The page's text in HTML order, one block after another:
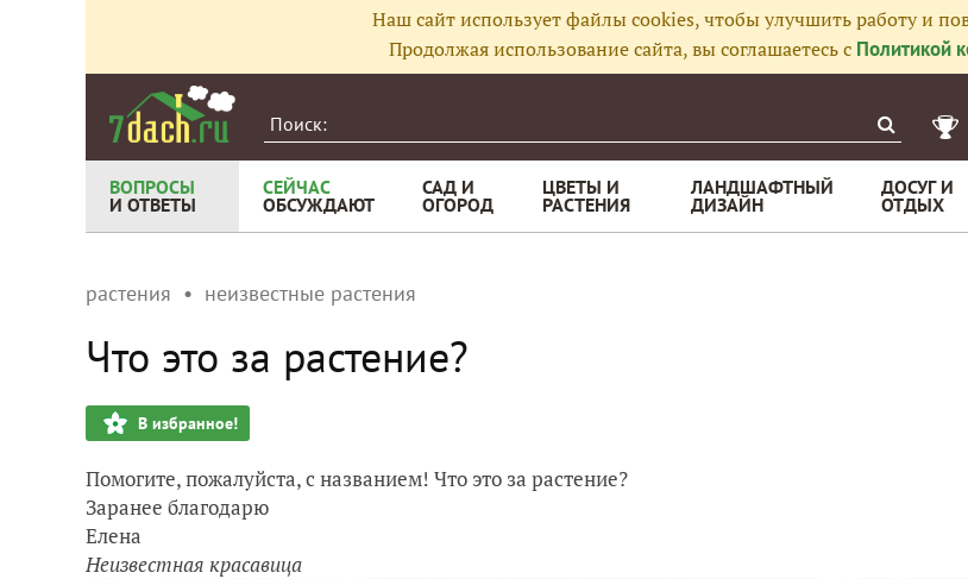
Наш сайт использует файлы cookies, чтобы улучшить работу и
Продолжая использование сайта, вы соглашаетесь с Политикой
ВОПРОСЫ
И ОТВЕТЫ
СЕЙЧАС
ОБСУЖДАЮТ
САД И
ОГОРОД
ЦВЕТЫ И
РАСТЕНИЯ
ЛАНДШАФТНЫЙ
ДИЗАЙН
ДОСУГ И
ОТДЫХ
растения неизвестные растения
Что это за растение?
В избранное!
Помогите, пожалуйста, с названием! Что это за растение?
Заранее благодарю
Елена
Неизвестная красавица